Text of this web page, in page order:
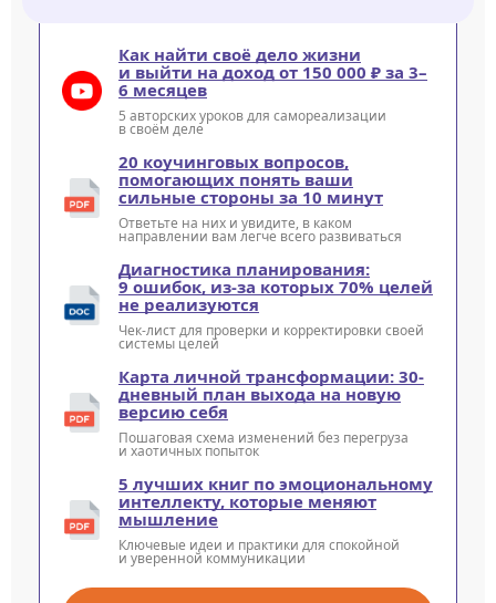
Как найти своё дело жизни
и выйти на доход от 150 000 ₽ за 3–
6 месяцев
5 авторских уроков для самореализации
в своём деле
20 коучинговых вопросов,
помогающих понять ваши
сильные стороны за 10 минут
Ответьте на них и увидите, в каком
направлении вам легче всего развиваться
Диагностика планирования:
9 ошибок, из-за которых 70% целей
не реализуются
Чек-лист для проверки и корректировки своей
системы целей
Карта личной трансформации: 30-
дневный план выхода на новую
версию себя
Пошаговая схема изменений без перегруза
и хаотичных попыток
5 лучших книг по эмоциональному
интеллекту, которые меняют
мышление
Ключевые идеи и практики для спокойной
и уверенной коммуникации